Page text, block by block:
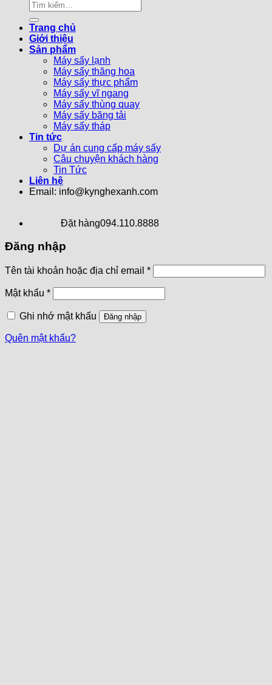
Trang chủ
Giới thiệu
Sản phẩm
Máy sấy lạnh
Máy sấy thăng hoa
Máy sấy thực phẩm
Máy sấy vĩ ngang
Máy sấy thùng quay
Máy sấy băng tải
Máy sấy tháp
Tin tức
Dự án cung cấp máy sấy
Câu chuyện khách hàng
Tin Tức
Liên hệ
Email: info@kynghexanh.com
Đặt hàng094.110.8888
Đăng nhập
Tên tài khoản hoặc địa chỉ email *
Mật khẩu *
Ghi nhớ mật khẩu Đăng nhập
Quên mật khẩu?